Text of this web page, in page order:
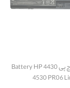
باتری لپتاپ اچ پی Battery HP 4430
4530 PR06